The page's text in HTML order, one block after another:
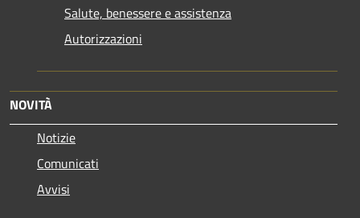
Salute, benessere e assistenza
Autorizzazioni
NOVITÀ
Notizie
Comunicati
Avvisi